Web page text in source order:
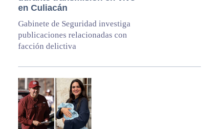
en Culiacán
Gabinete de Seguridad investiga
publicaciones relacionadas con
facción delictiva